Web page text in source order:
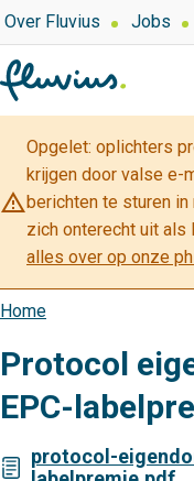
Overslaan
en
naar
de
inhoud
gaan
Top
navigation
Over Fluvius Jobs
warning_amber
Opgelet: oplichters
krijgen door valse e-
berichten te sturen
zich onterecht uit als
alles over op onze
Kruimelpad
Home
Protocol
EPC-
protocol-